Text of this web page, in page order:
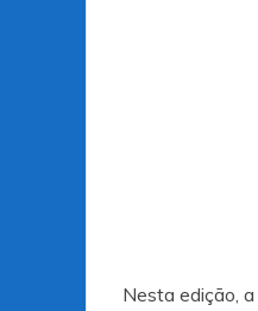
Nesta edição, a